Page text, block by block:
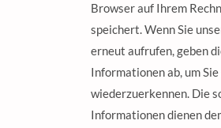
Browser auf Ihrem
speichert. Wenn Sie
erneut aufrufen, geben
Informationen ab, um
wiederzuerkennen. Die
Informationen dienen